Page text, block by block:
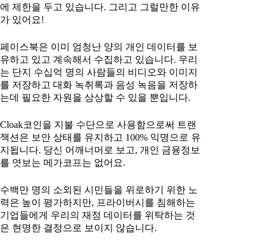
에 제한을 두고 있습니다. 그리고 그럴만한 이유
가 있어요!
페이스북은 이미 엄청난 양의 개인 데이터를 보
유하고 있고 계속해서 수집하고 있습니다. 우리
는 단지 수십억 명의 사람들의 비디오와 이미지
를 저장하고 대화 녹취록과 음성 녹음을 저장하
는데 필요한 자원을 상상할 수 있을 뿐입니다.
Cloak코인을 지불 수단으로 사용함으로써 트랜
잭션은 보안 상태를 유지하고 100% 익명으로 유
지됩니다. 당신 어깨너머로 보고, 개인 금융정보
를 엿보는 메가코프는 없어요.
수백만 명의 소외된 시민들을 위로하기 위한 노
력은 높이 평가하지만, 프라이버시를 침해하는
기업들에게 우리의 재정 데이터를 위탁하는 것
은 현명한 결정으로 보이지 않습니다.